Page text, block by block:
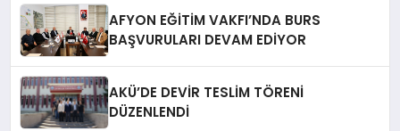
AFYON EĞİTİM VAKFI’NDA BURS
BAŞVURULARI DEVAM EDİYOR
AKÜ’DE DEVİR TESLİM TÖRENİ
DÜZENLENDİ